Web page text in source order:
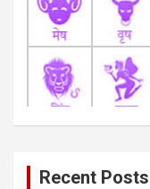
Recent Posts